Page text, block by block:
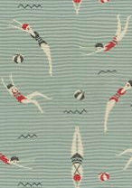
sollte noch
einst teure
aktuell ein
Wir enthüllen
verraten, was
kostet.
Design Stoffe